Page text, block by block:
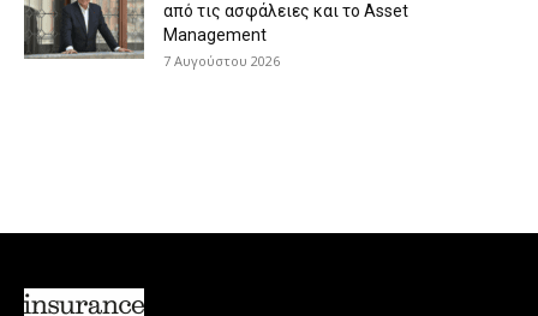
από τις ασφάλειες και το Asset
Management
7 Αυγούστου 2026